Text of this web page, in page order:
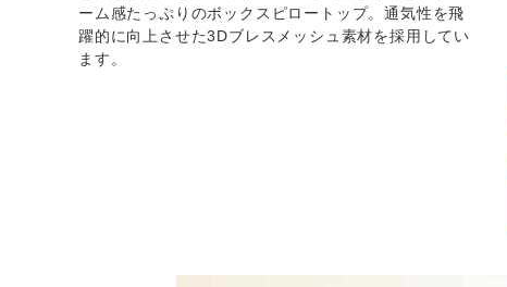
ーム感たっぷりのボックスピロートップ。通気性を飛
躍的に向上させた3Dブレスメッシュ素材を採用してい
ます。